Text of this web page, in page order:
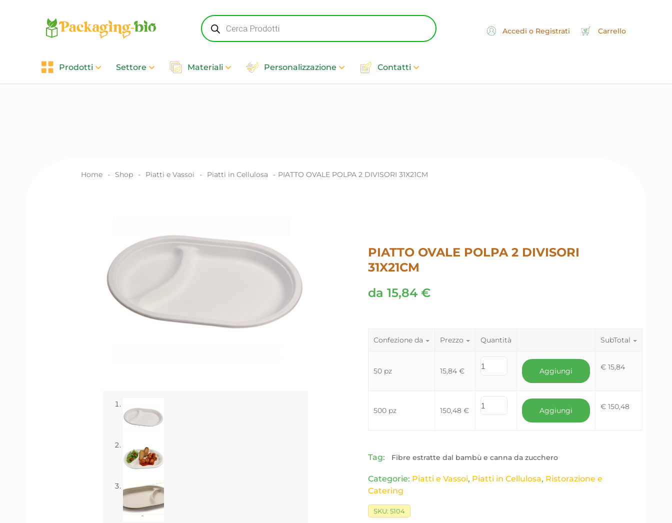
Products
search
Accedi o Registrati Carrello
Prodotti Settore Materiali Personalizzazione Contatti
Home - Shop - Piatti e Vassoi - Piatti in Cellulosa - PIATTO OVALE POLPA 2 DIVISORI 31X21CM
PIATTO OVALE POLPA 2 DIVISORI
31X21CM
da15,84€
Confezione da Prezzo Quantità SubTotal
50 pz 15,84€ Aggiungi €15,84
500 pz 150,48€ Aggiungi €150,48
Tag: Fibre estratte dal bambù e canna da zucchero
Categorie: Piatti e Vassoi, Piatti in Cellulosa, Ristorazione e
Catering
SKU:5104